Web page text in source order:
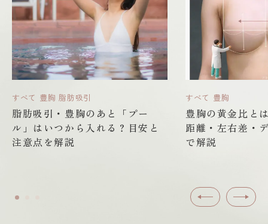
すべて 豊胸 脂肪吸引
脂肪吸引・豊胸のあと「プー
ル」はいつから入れる？目安と
注意点を解説
すべて 豊胸
豊胸の黄金比と
距離・左右差・
で解説
前へ 次へ